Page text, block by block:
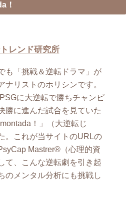
レンド研究所
も「挑戦＆逆転ドラマ」が
ナリストのホリシンです。
に大逆転で勝ちチャンピ
勝に進んだ試合を見ていた
！」（大逆転じ
。これが当サイトのURLの
Mastrer®（心理的資
て、こんな逆転劇を引き起
のメンタル分析にも挑戦し